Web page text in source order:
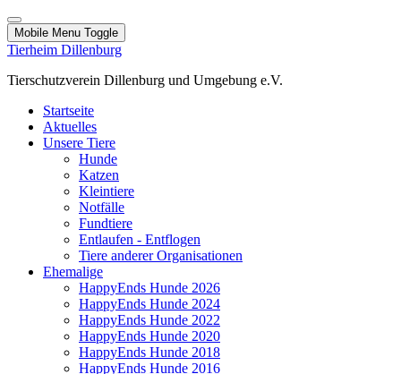
Mobile Menu Toggle
Tierheim Dillenburg
Tierschutzverein Dillenburg und Umgebung e.V.
Startseite
Aktuelles
Unsere Tiere
Hunde
Katzen
Kleintiere
Notfälle
Fundtiere
Entlaufen - Entflogen
Tiere anderer Organisationen
Ehemalige
HappyEnds Hunde 2026
HappyEnds Hunde 2024
HappyEnds Hunde 2022
HappyEnds Hunde 2020
HappyEnds Hunde 2018
HappyEnds Hunde 2016